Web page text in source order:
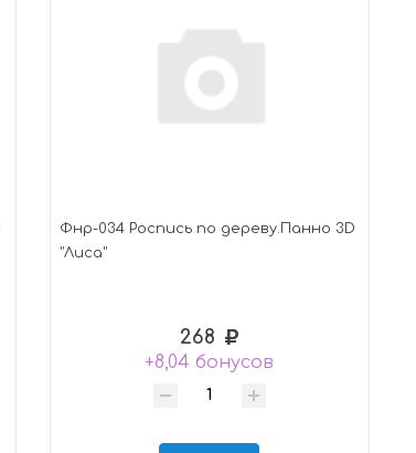
Фнр-034 Роспись по дереву.Панно 3D
"Лиса"
268
+8,04 бонусов